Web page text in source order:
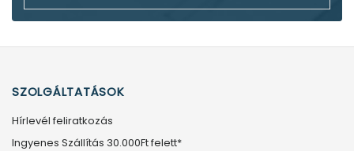
SZOLGÁLTATÁSOK
Hírlevél feliratkozás
Ingyenes Szállítás 30.000Ft felett*